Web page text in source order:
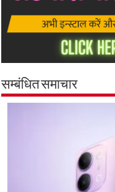
सम्बंधित समाचार